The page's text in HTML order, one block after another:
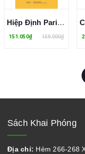
Hiệp Định Paris - Thắng Lợi Của Ý Chí Độc Lập, Tự Chủ Và Chính Nghĩa Việt Nam - Nguyễn Thị Bình
151.050₫ 159.000₫
Sách Khai Phóng
Địa chỉ: Hẻm 266-268